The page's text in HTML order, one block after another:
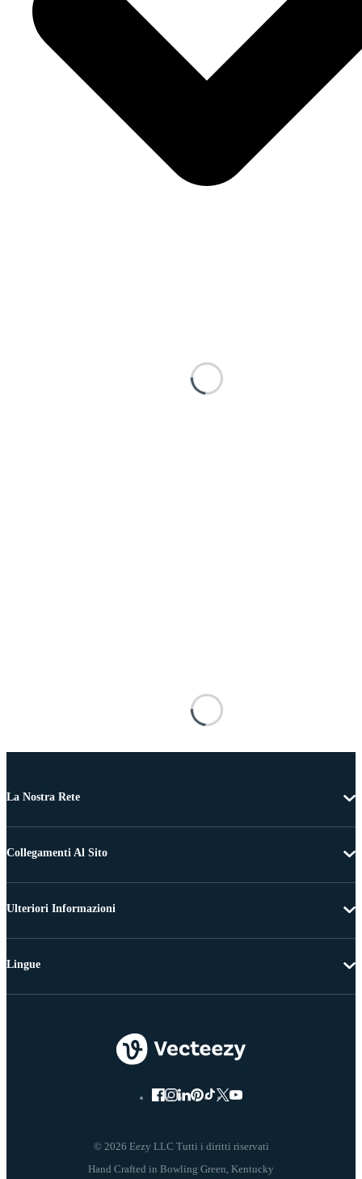
La Nostra Rete
Collegamenti Al Sito
Ulteriori Informazioni
© 2026 Eezy LLC Tutti i diritti riservati
Lingue